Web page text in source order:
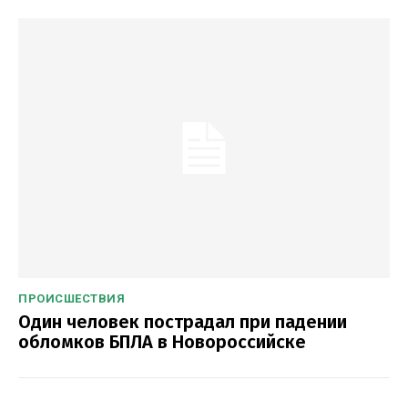
ПРОИСШЕСТВИЯ
Один человек пострадал при падении
обломков БПЛА в Новороссийске